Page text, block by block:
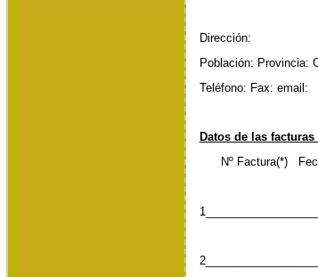
Dirección:
Población: Provincia:
Teléfono: Fax: email:
Datos de las
Nº Factura(*)